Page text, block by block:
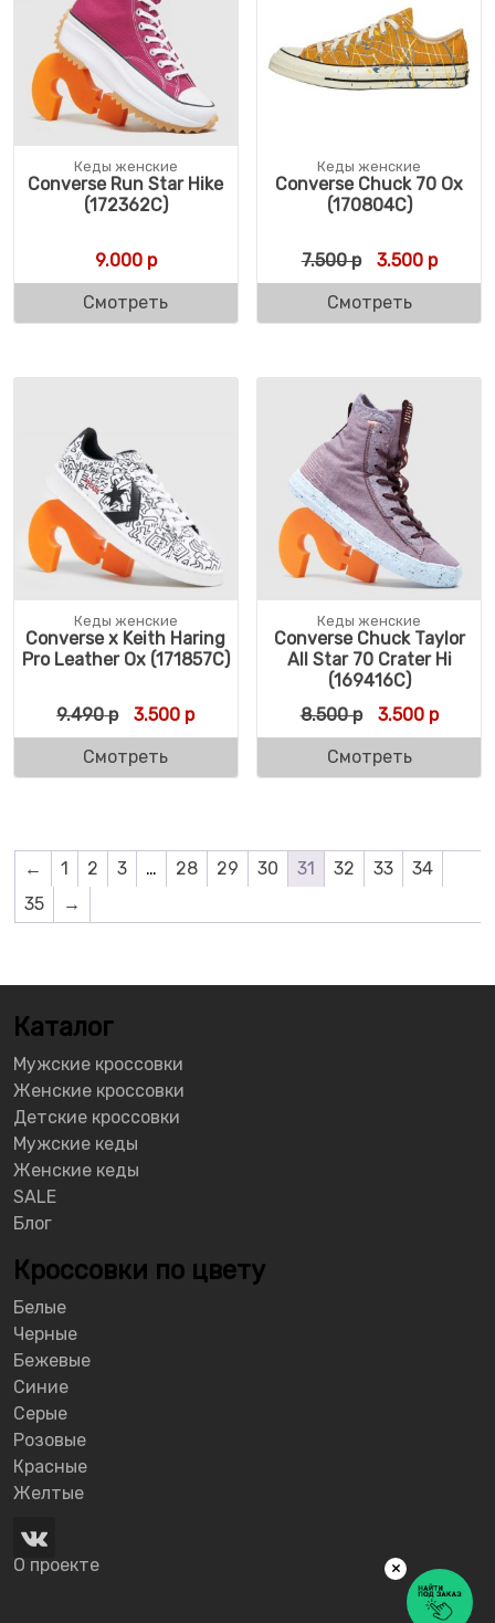
Кеды женские
Converse Run Star Hike
(172362C)
9.000р
Смотреть
Кеды женские
Converse Chuck 70 Ox
(170804C)
7.500р 3.500р
Смотреть
Кеды женские
Converse x Keith Haring
Pro Leather Ox (171857C)
9.490р Первоначальная цена составляла 9.490
3.500 рТекущая цена: 3.500 р.
Смотреть
Кеды женские
Converse Chuck Taylor
All Star 70 Crater Hi
(169416C)
8.500р 3.500р
Смотреть
← 1 2 3 … 28 29 30 31 32 33
34
35
→
Каталог
Мужские кроссовки
Женские кроссовки
Детские кроссовки
Мужские кеды
Женские кеды
SALE
Блог
Кроссовки по цвету
Белые
Черные
Бежевые
Синие
Серые
Розовые
Красные
Желтые
О проекте ×